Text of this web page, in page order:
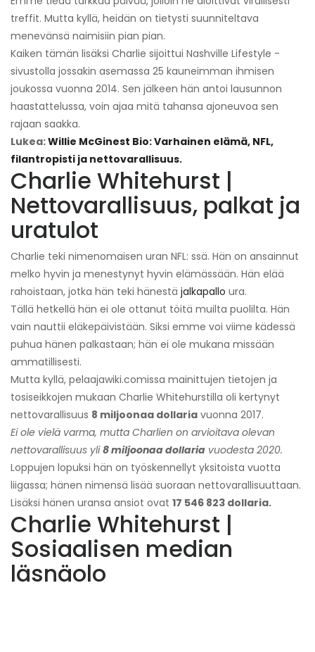
treffit. Mutta kyllä, heidän on tietysti suunniteltava
menevänsä naimisiin pian pian.
Kaiken tämän lisäksi Charlie sijoittui Nashville Lifestyle -
sivustolla jossakin asemassa 25 kauneimman ihmisen
joukossa vuonna 2014. Sen jälkeen hän antoi lausunnon
haastattelussa, voin ajaa mitä tahansa ajoneuvoa sen
rajaan saakka.
Lukea:Willie McGinest Bio: Varhainen elämä, NFL,
filantropisti ja nettovarallisuus.
Charlie Whitehurst |
Nettovarallisuus, palkat ja
uratulot
Charlie teki nimenomaisen uran NFL: ssä. Hän on ansainnut
melko hyvin ja menestynyt hyvin elämässään. Hän elää
rahoistaan, jotka hän teki hänestä jalkapallo ura.
Tällä hetkellä hän ei ole ottanut töitä muilta puolilta. Hän
vain nauttii eläkepäivistään. Siksi emme voi viime kädessä
puhua hänen palkastaan; hän ei ole mukana missään
ammatillisesti.
Mutta kyllä, pelaajawiki.comissa mainittujen tietojen ja
tosiseikkojen mukaan Charlie Whitehurstilla oli kertynyt
nettovarallisuus 8 miljoonaa dollaria vuonna 2017.
Ei ole vielä varma, mutta Charlien on arvioitava olevan
nettovarallisuus yli8 miljoonaa dollaria vuodesta 2020.
Loppujen lopuksi hän on työskennellyt yksitoista vuotta
liigassa; hänen nimensä lisää suoraan nettovarallisuuttaan.
Lisäksi hänen uransa ansiot ovat 17 546 823 dollaria.
Charlie Whitehurst |
Sosiaalisen median
läsnäolo